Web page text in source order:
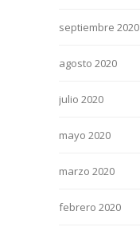
septiembre 2020
agosto 2020
julio 2020
mayo 2020
marzo 2020
febrero 2020